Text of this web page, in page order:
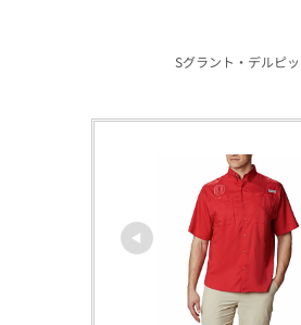
Sグラント・デルピッ